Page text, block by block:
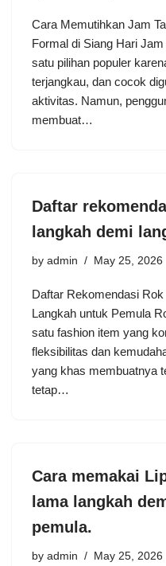
Cara Memutihkan Jam
Formal di Siang Hari
satu pilihan populer
terjangkau, dan cocok
aktivitas. Namun,
membuat…
Daftar
langkah demi
by admin May 25, 2026
Daftar Rekomendasi
Langkah untuk Pemula
satu fashion item yang
fleksibilitas dan
yang khas membuatnya
tetap…
Cara memakai
lama langkah
pemula.
by admin May 25, 2026